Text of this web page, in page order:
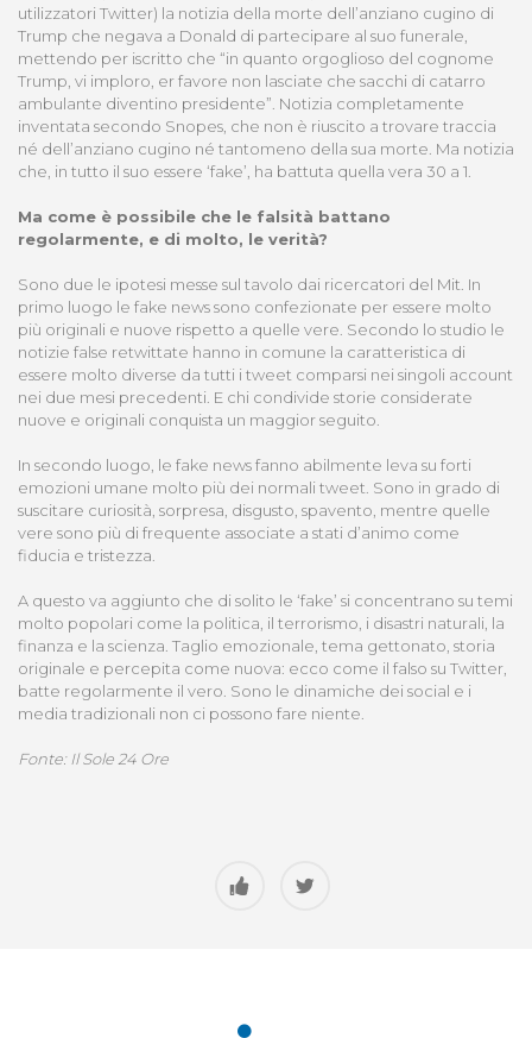
utilizzatori Twitter) la notizia della morte dell’anziano cugino di
Trump che negava a Donald di partecipare al suo funerale,
mettendo per iscritto che “in quanto orgoglioso del cognome
Trump, vi imploro, er favore non lasciate che sacchi di catarro
ambulante diventino presidente”. Notizia completamente
inventata secondo Snopes, che non è riuscito a trovare traccia
né dell’anziano cugino né tantomeno della sua morte. Ma notizia
che, in tutto il suo essere ‘fake’, ha battuta quella vera 30 a 1.
Ma come è possibile che le falsità battano
regolarmente, e di molto, le verità?
Sono due le ipotesi messe sul tavolo dai ricercatori del Mit. In
primo luogo le fake news sono confezionate per essere molto
più originali e nuove rispetto a quelle vere. Secondo lo studio le
notizie false retwittate hanno in comune la caratteristica di
essere molto diverse da tutti i tweet comparsi nei singoli account
nei due mesi precedenti. E chi condivide storie considerate
nuove e originali conquista un maggior seguito.
In secondo luogo, le fake news fanno abilmente leva su forti
emozioni umane molto più dei normali tweet. Sono in grado di
suscitare curiosità, sorpresa, disgusto, spavento, mentre quelle
vere sono più di frequente associate a stati d’animo come
fiducia e tristezza.
A questo va aggiunto che di solito le ‘fake’ si concentrano su temi
molto popolari come la politica, il terrorismo, i disastri naturali, la
finanza e la scienza. Taglio emozionale, tema gettonato, storia
originale e percepita come nuova: ecco come il falso su Twitter,
batte regolarmente il vero. Sono le dinamiche dei social e i
media tradizionali non ci possono fare niente.
Fonte: Il Sole 24 Ore